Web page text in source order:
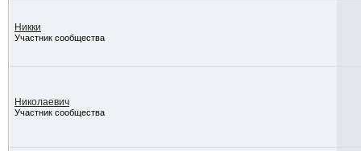
Никки
Участник сообщества
Николаевич
Участник сообщества